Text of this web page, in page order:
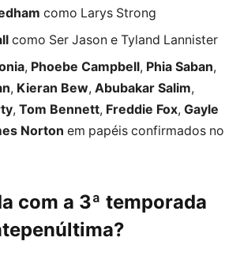
como Larys Strong
como Ser Jason e Tyland Lannister
, Phoebe Campbell, Phia Saban,
, Kieran Bew, Abubakar Salim,
, Tom Bennett, Freddie Fox, Gayle
Norton em papéis confirmados no
com a 3ª temporada